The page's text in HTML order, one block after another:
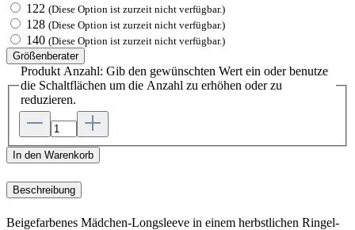
122 (Diese Option ist zurzeit nicht verfügbar.)
128 (Diese Option ist zurzeit nicht verfügbar.)
140 (Diese Option ist zurzeit nicht verfügbar.)
Größenberater
Produkt Anzahl: Gib den gewünschten Wert ein oder benutze
die Schaltflächen um die Anzahl zu erhöhen oder zu
reduzieren.
In den Warenkorb
Beschreibung
Beigefarbenes Mädchen-Longsleeve in einem herbstlichen Ringel-